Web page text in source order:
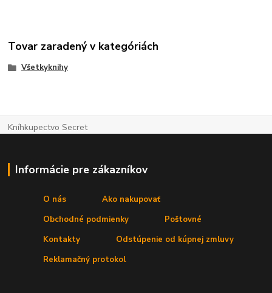
Tovar zaradený v kategóriách
Všetkyknihy
Kníhkupectvo Secret
Informácie pre zákazníkov
O nás
Ako nakupovať
Obchodné podmienky
Poštovné
Kontakty
Odstúpenie od kúpnej zmluvy
Reklamačný protokol